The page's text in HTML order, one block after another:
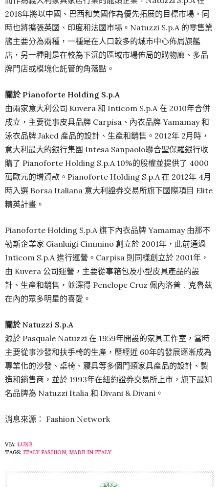
2018年將以中國、巴西和美國作為優先拓展的目標市場，同
時也將擴張英國、印度和法國市場。Natuzzi S.p.A 的零售業
態主要分為兩種，一種是在人口較多的城市中心佈局旗艦
店，另一種則是在較為下沉的區域市場佈局的購物廊、多品
牌門店或模塊化託管的角落點。
關於 Pianoforte Holding S.p.A
由兩家意大利公司 Kuvera 和 Inticom S.p.A 在 2010年合併
成立，主要從事皮具品牌 Carpisa、內衣品牌 Yamamay 和
泳衣品牌 Jaked 產品的設計、生產和銷售。2012年 2月時，
意大利最大的銀行集團 Intesa Sanpaolo聯合聖保羅銀行收
購了 Pianoforte Holding S.p.A 10%的股權並提供了 4000
萬歐元的增資款。Pianoforte Holding S.p.A 在 2012年 4月
時入選 Borsa Italiana 意大利證券交易所旗下國際項目 Elite
精英計畫。
Pianoforte Holding S.p.A 旗下內衣品牌 Yamamay 由那不
勒斯企業家 Gianluigi Cimmino 創立於 2001年，此前通過
Inticom S.p.A 進行運營。Carpisa 則同樣創立於 2001年，
由 Kuvera 公司運營，主要從事箱包及小型皮具產品的設
計、生產和銷售，並深得 Penelope Cruz 佩內洛普﹒克魯茲
在內的眾多明星的喜愛。
關於 Natuzzi S.p.A
源於 Pasquale Natuzzi 在 1959年開設的家具工作室，當時
主要從事沙發和扶手椅的生產，歷經近 60年的發展逐漸成為
專業化的沙發、桌椅、寢具等多個門類家具產品的設計、製
造和銷售商，並於 1993年在紐約證券交易所上市，旗下最知
名品牌為 Natuzzi Italia 和 Divani & Divani。
消息來源： Fashion Network
VIA: LUXE
TAGS: ITALY FASHION, MADE IN ITALY